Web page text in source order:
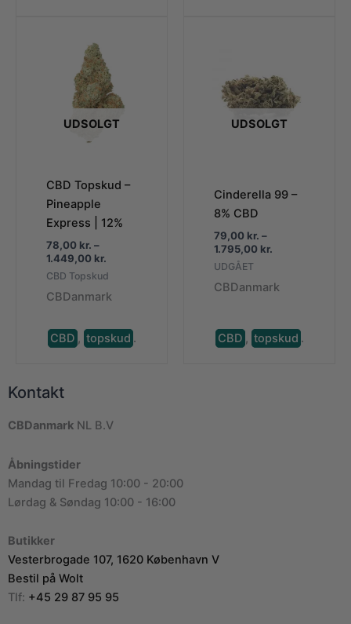
UDSOLGT
CBD Topskud –
Pineapple
Express | 12%
78,00 kr. –
1.449,00 kr.
78,00 kr.
1.449,00 kr.
CBD Topskud
CBDanmark
CBD , topskud .
UDSOLGT
Cinderella 99 –
8% CBD
79,00 kr. –
1.795,00 kr.
1.795,00 kr.
UDGÅET
CBDanmark
CBD , topskud .
Kontakt
CBDanmark NL B.V
Åbningstider
Mandag til Fredag 10:00 - 20:00
Lørdag & Søndag 10:00 - 16:00
Butikker
Vesterbrogade 107, 1620 København V
Bestil på Wolt
Tlf: +45 29 87 95 95